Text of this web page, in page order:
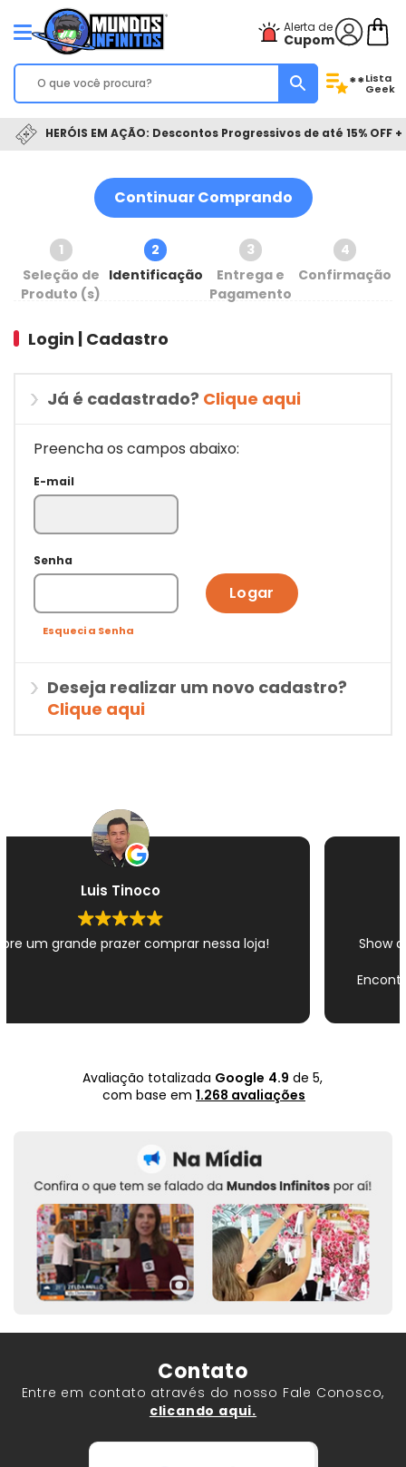
Alerta de
Cupom
**Lista
Geek
HERÓIS EM AÇÃO: Descontos Progressivos de até 15% OFF
Continuar Comprando
1
Seleção de
Produto (s)
2
Identificação
3
Entrega e
Pagamento
4
Confirmação
Login | Cadastro
Já é cadastrado? Clique aqui
Preencha os campos abaixo:
E-mail
Senha
Logar
Esqueci a Senha
Deseja realizar um novo cadastro?
Clique aqui
loja!
Show de bola, atendimento ótimo,
Encontrei um lugar onde vou
Super indico.
infinito.
Muito obrigado .
Avaliação totalizada Google 4.9 de 5,
com base em 1.268 avaliações
Contato
Entre em contato através do nosso Fale Conosco,
clicando aqui.